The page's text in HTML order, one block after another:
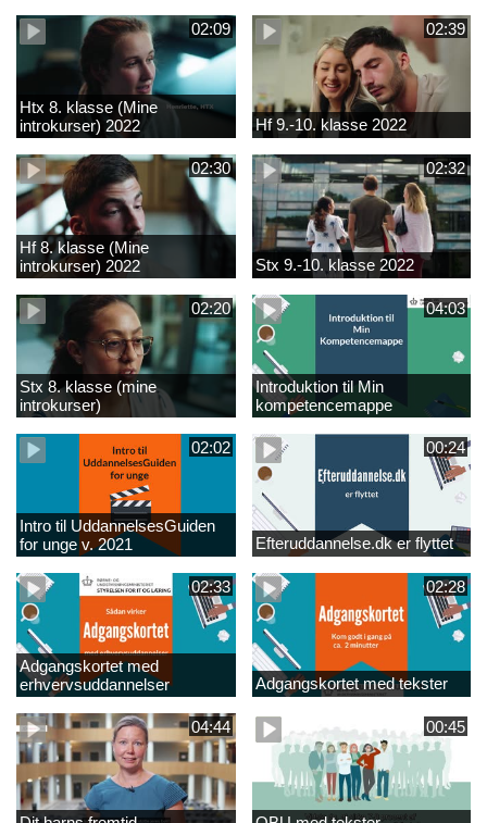
02:09
Htx 8. klasse (Mine
introkurser) 2022
02:39
Hf 9.-10. klasse 2022
02:30
Hf 8. klasse (Mine
introkurser) 2022
02:32
Stx 9.-10. klasse 2022
02:20
Stx 8. klasse (mine
introkurser)
04:03
Introduktion til Min
kompetencemappe
02:02
Intro til UddannelsesGuiden
for unge v. 2021
00:24
Efteruddannelse.dk er flyttet
02:33
Adgangskortet med
erhvervsuddannelser
02:28
Adgangskortet med tekster
04:44 00:45